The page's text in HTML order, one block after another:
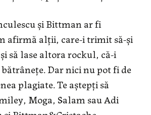
și Bittman ar fi
afirmă alții, care-i trimit să-și
să lase altora rockul, că-i
Dar nici nu pot fi de
plagiate. Te aștepți să
Moga, Salam sau Adi